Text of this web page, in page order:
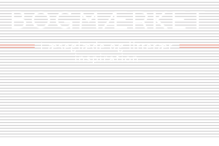
BOGMÆRKET
Læseglæde og litterær
inspiration